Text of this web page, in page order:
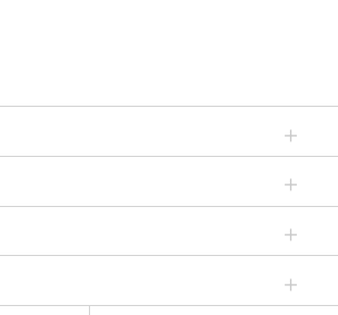
ッセージ
れる学校
徒会活動
挨拶
／特色
学コース
生徒たちの声
挨拶
針／特色
ス
生徒たちの声